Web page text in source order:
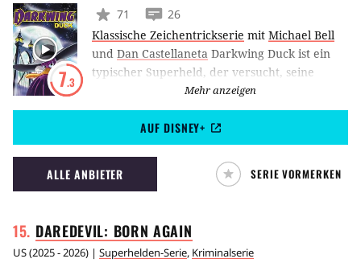
7.3
71
26
Klassische Zeichentrickserie mit Michael Bell
und Dan Castellaneta Darkwing Duck ist ein
typischer Superheld, der versucht, seine
Heimatstadt vor dem Verbrechen zu schützen.
Im Gegensatz zu Superhelden wie Batman
oder Spider-Man stellt er sich dabei jedoch
häufig eher ungeschickt an. Dies liegt vor
allem an seiner enormen Tollpatschigkeit und
seinem übersteigerten Ego (so ist er selten
Mehr anzeigen
AUF DISNEY+
ALLE ANBIETER SERIE VORMERKEN
DAREDEVIL: BORNAGAIN
US(2025 - 2026) | Superhelden-Serie, Kriminalserie